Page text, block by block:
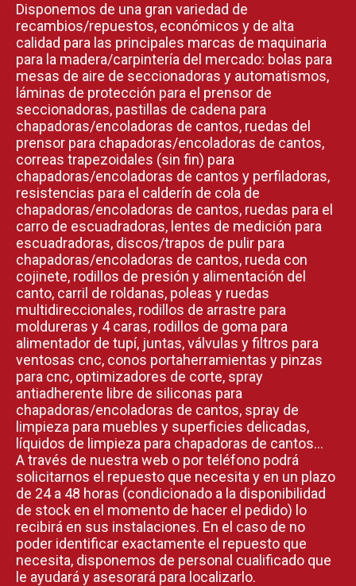
Disponemos de una gran variedad de
recambios/repuestos, económicos y de alta
calidad para las principales marcas de maquinaria
para la madera/carpintería del mercado: bolas para
mesas de aire de seccionadoras y automatismos,
láminas de protección para el prensor de
seccionadoras, pastillas de cadena para
chapadoras/encoladoras de cantos, ruedas del
prensor para chapadoras/encoladoras de cantos,
correas trapezoidales (sin fin) para
chapadoras/encoladoras de cantos y perfiladoras,
resistencias para el calderín de cola de
chapadoras/encoladoras de cantos, ruedas para el
carro de escuadradoras, lentes de medición para
escuadradoras, discos/trapos de pulir para
chapadoras/encoladoras de cantos, rueda con
cojinete, rodillos de presión y alimentación del
canto, carril de roldanas, poleas y ruedas
multidireccionales, rodillos de arrastre para
moldureras y 4 caras, rodillos de goma para
alimentador de tupí, juntas, válvulas y filtros para
ventosas cnc, conos portaherramientas y pinzas
para cnc, optimizadores de corte, spray
antiadherente libre de siliconas para
chapadoras/encoladoras de cantos, spray de
limpieza para muebles y superficies delicadas,
líquidos de limpieza para chapadoras de cantos…
A través de nuestra web o por teléfono podrá
solicitarnos el repuesto que necesita y en un plazo
de 24 a 48 horas (condicionado a la disponibilidad
de stock en el momento de hacer el pedido) lo
recibirá en sus instalaciones. En el caso de no
poder identificar exactamente el repuesto que
necesita, disponemos de personal cualificado que
le ayudará y asesorará para localizarlo.